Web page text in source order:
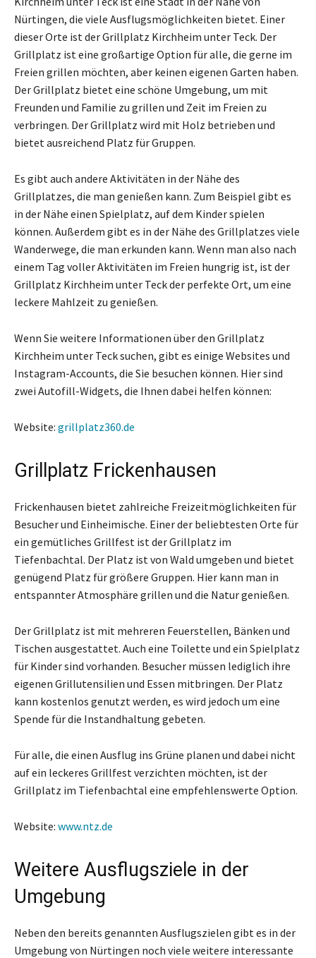
Nürtingen, die viele Ausflugsmöglichkeiten bietet. Einer
dieser Orte ist der Grillplatz Kirchheim unter Teck. Der
Grillplatz ist eine großartige Option für alle, die gerne im
Freien grillen möchten, aber keinen eigenen Garten haben.
Der Grillplatz bietet eine schöne Umgebung, um mit
Freunden und Familie zu grillen und Zeit im Freien zu
verbringen. Der Grillplatz wird mit Holz betrieben und
bietet ausreichend Platz für Gruppen.
Es gibt auch andere Aktivitäten in der Nähe des
Grillplatzes, die man genießen kann. Zum Beispiel gibt es
in der Nähe einen Spielplatz, auf dem Kinder spielen
können. Außerdem gibt es in der Nähe des Grillplatzes viele
Wanderwege, die man erkunden kann. Wenn man also nach
einem Tag voller Aktivitäten im Freien hungrig ist, ist der
Grillplatz Kirchheim unter Teck der perfekte Ort, um eine
leckere Mahlzeit zu genießen.
Wenn Sie weitere Informationen über den Grillplatz
Kirchheim unter Teck suchen, gibt es einige Websites und
Instagram-Accounts, die Sie besuchen können. Hier sind
zwei Autofill-Widgets, die Ihnen dabei helfen können:
Website: grillplatz360.de
Grillplatz Frickenhausen
Frickenhausen bietet zahlreiche Freizeitmöglichkeiten für
Besucher und Einheimische. Einer der beliebtesten Orte für
ein gemütliches Grillfest ist der Grillplatz im
Tiefenbachtal. Der Platz ist von Wald umgeben und bietet
genügend Platz für größere Gruppen. Hier kann man in
entspannter Atmosphäre grillen und die Natur genießen.
Der Grillplatz ist mit mehreren Feuerstellen, Bänken und
Tischen ausgestattet. Auch eine Toilette und ein Spielplatz
für Kinder sind vorhanden. Besucher müssen lediglich ihre
eigenen Grillutensilien und Essen mitbringen. Der Platz
kann kostenlos genutzt werden, es wird jedoch um eine
Spende für die Instandhaltung gebeten.
Für alle, die einen Ausflug ins Grüne planen und dabei nicht
auf ein leckeres Grillfest verzichten möchten, ist der
Grillplatz im Tiefenbachtal eine empfehlenswerte Option.
Website: www.ntz.de
Weitere Ausflugsziele in der
Umgebung
Neben den bereits genannten Ausflugszielen gibt es in der
Umgebung von Nürtingen noch viele weitere interessante